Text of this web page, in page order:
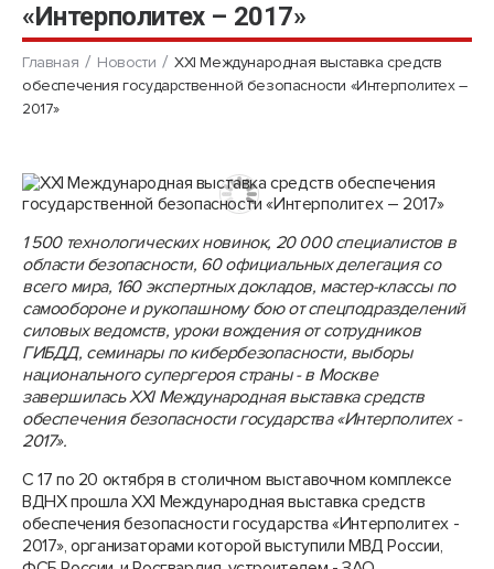
«Интерполитех – 2017»
Главная Новости
XXI Международная выставка средств
обеспечения государственной безопасности «Интерполитех –
2017»
1 500 технологических новинок, 20 000 специалистов в
области безопасности, 60 официальных делегация со
всего мира, 160 экспертных докладов, мастер-классы по
самообороне и рукопашному бою от спецподразделений
силовых ведомств, уроки вождения от сотрудников
ГИБДД, семинары по кибербезопасности, выборы
национального супергероя страны - в Москве
завершилась XXI Международная выставка средств
обеспечения безопасности государства «Интерполитех -
2017».
С 17 по 20 октября в столичном выставочном комплексе
ВДНХ прошла XXI Международная выставка средств
обеспечения безопасности государства «Интерполитех -
2017», организаторами которой выступили МВД России,